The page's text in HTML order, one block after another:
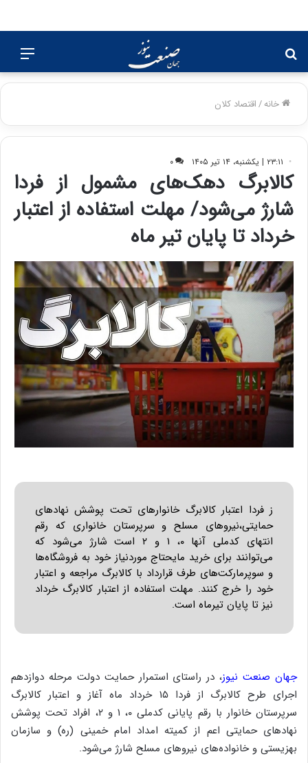
برای
خانه/اقتصاد کلان
۲۳:۱۱ | یکشنبه، ۱۴ تیر ۱۴۰۵ ۰
کالابرگ دهک‌های مشمول از فردا
شارژ می‌شود/ مهلت استفاده از اعتبار
خرداد تا پایان تیر ماه
ز فردا اعتبار کالابرگ خانوارهای تحت پوشش نهادهای
حمایتی،نیروهای مسلح و سرپرستان خانواری که رقم
انتهای کدملی آنها ۰، ۱ و ۲ است شارژ می‌شود که
می‌توانند برای خرید مایحتاج موردنیاز خود به فروشگاه‌ها
و سوپرمارکت‌های طرف قرارداد با کالابرگ مراجعه و اعتبار
خود را خرج کنند. مهلت استفاده از اعتبار کالابرگ خرداد
نیز تا پایان تیرماه است.
جهان صنعت نیوز، در راستای استمرار حمایت‌ دولت مرحله دوازدهم
اجرای طرح کالابرگ از فردا ۱۵ خرداد ماه آغاز و اعتبار کالابرگ
سرپرستان خانوار با رقم پایانی کدملی ۰، ۱ و ۲، افراد تحت پوشش
نهادهای حمایتی اعم از کمیته امداد امام خمینی (ره) و سازمان
بهزیستی و خانواده‌های نیروهای مسلح شارژ می‌شود.